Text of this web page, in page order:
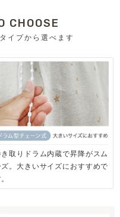
CHOOSE
イプから選べます
き取りドラム内蔵で昇降がスム
ズ。大きいサイズにおすすめで